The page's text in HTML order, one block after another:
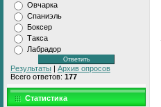
Овчарка
Спаниэль
Боксер
Такса
Лабрадор
Результаты | Архив опросов
Всего ответов: 177
Статистика